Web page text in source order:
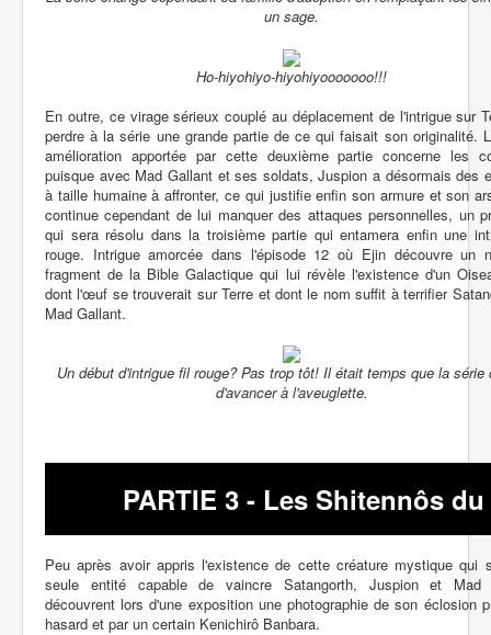
un sage.
Ho-hiyohiyo-hiyohiyooooooo!!!
En outre, ce virage sérieux couplé au déplacement de l'intrigue sur
perdre à la série une grande partie de ce qui faisait son originalité.
amélioration apportée par cette deuxième partie concerne les
puisque avec Mad Gallant et ses soldats, Juspion a désormais des
à taille humaine à affronter, ce qui justifie enfin son armure et son
continue cependant de lui manquer des attaques personnelles, un
qui sera résolu dans la troisième partie qui entamera enfin une
rouge. Intrigue amorcée dans l'épisode 12 où Ejin découvre un
fragment de la Bible Galactique qui lui révèle l'existence d'un
dont l'œuf se trouverait sur Terre et dont le nom suffit à terrifier
Mad Gallant.
Un début d'intrigue fil rouge? Pas trop tôt! Il était temps que la série
d'avancer à l'aveuglette.
PARTIE 3 - Les Shitennôs
Peu après avoir appris l'existence de cette créature mystique qui
seule entité capable de vaincre Satangorth, Juspion et Mad
découvrent lors d'une exposition une photographie de son éclosion
hasard et par un certain Kenichirô Banbara.